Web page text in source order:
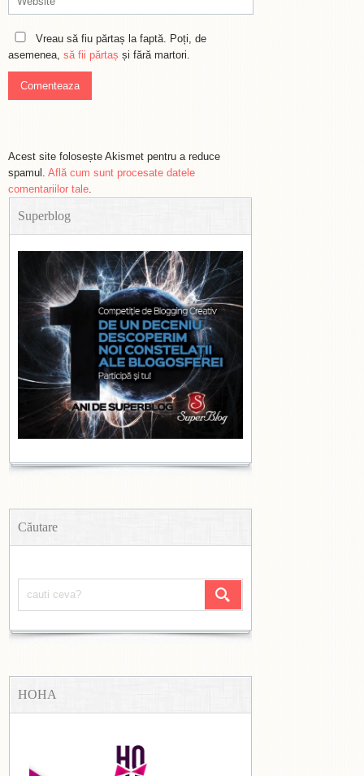
Vreau să fiu părtaș la faptă. Poți, de
asemenea, să fii părtaș și fără martori.
Acest site folosește Akismet pentru a reduce
spamul. Află cum sunt procesate datele
comentariilor tale.
Superblog
Căutare
HOHA